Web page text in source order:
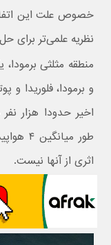
خصوص علت این
نظریه علمی‌تر برای
و برمودا، فلوریدا
اخیر حدودا هزار
اثری از آنها نیست.